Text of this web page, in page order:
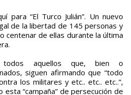
para “El Turco Julián”. Un nuevo
de la libertad de 145 personas y
centenar de ellas durante la última
todos aquellos que, bien o
siguen afirmando que “todo
los militares y etc.. etc.. etc..”,
“campaña” de persecución de